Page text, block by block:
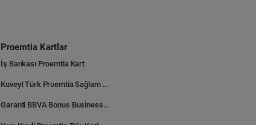
Proemtia Kartlar
İş Bankası Proemtia Kart
Kuveyt Türk Proemtia Sağlam Bayi Kart
Garanti BBVA Bonus Business Proemtia Bayi Kart